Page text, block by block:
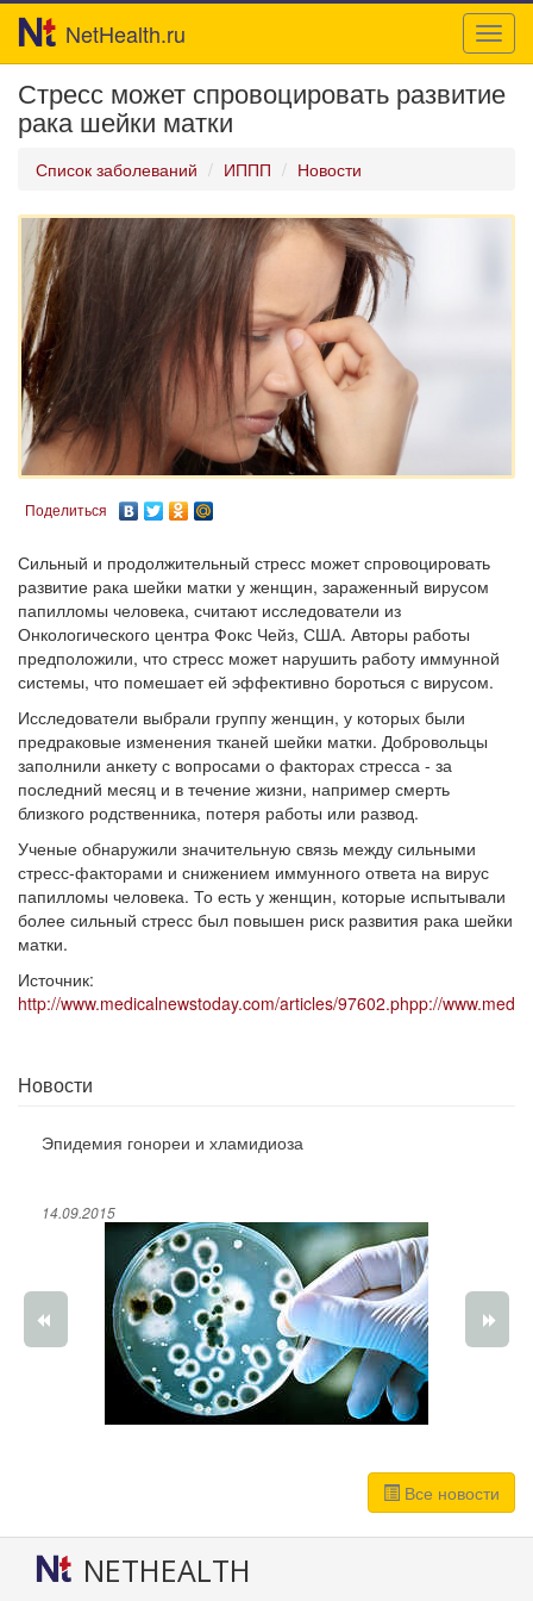
NetHealth.ru
Стресс может спровоцировать развитие
рака шейки матки
Список заболеваний ИППП Новости
Поделиться
Сильный и продолжительный стресс может спровоцировать
развитие рака шейки матки у женщин, зараженный вирусом
папилломы человека, считают исследователи из
Онкологического центра Фокс Чейз, США. Авторы работы
предположили, что стресс может нарушить работу иммунной
системы, что помешает ей эффективно бороться с вирусом.
Исследователи выбрали группу женщин, у которых были
предраковые изменения тканей шейки матки. Добровольцы
заполнили анкету с вопросами о факторах стресса - за
последний месяц и в течение жизни, например смерть
близкого родственника, потеря работы или развод.
Ученые обнаружили значительную связь между сильными
стресс-факторами и снижением иммунного ответа на вирус
папилломы человека. То есть у женщин, которые испытывали
более сильный стресс был повышен риск развития рака шейки
матки.
Источник:
http://www.medicalnewstoday.com/articles/97602.phpp://
Новости
Эпидемия гонореи и хламидиоза
14.09.2015
Все новости
NETHEALTH